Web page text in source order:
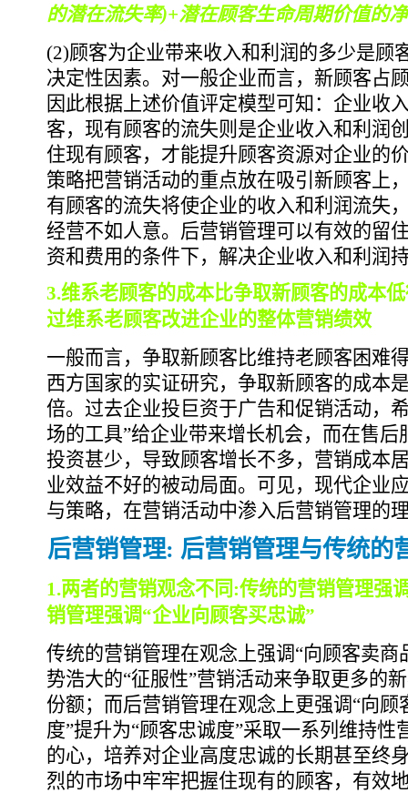
的潜在流失率)+潜在顾客生命周期价值的
(2)顾客为企业带来收入和利润的多少是顾
决定性因素。对一般企业而言，新顾客占
因此根据上述价值评定模型可知：企业收
客，现有顾客的流失则是企业收入和利润
住现有顾客，才能提升顾客资源对企业的
策略把营销活动的重点放在吸引新顾客上
有顾客的流失将使企业的收入和利润流失
经营不如人意。后营销管理可以有效的留
资和费用的条件下，解决企业收入和利润
3.维系老顾客的成本比争取新顾客的成本
过维系老顾客改进企业的整体营销绩效
一般而言，争取新顾客比维持老顾客困难
西方国家的实证研究，争取新顾客的成本
倍。过去企业投巨资于广告和促销活动，
场的工具”给企业带来增长机会，而在售
投资甚少，导致顾客增长不多，营销成本
业效益不好的被动局面。可见，现代企业
与策略，在营销活动中渗入后营销管理的
后营销管理: 后营销管理与传统的
1.两者的营销观念不同:传统的营销管理强
销管理强调“企业向顾客买忠诚”
传统的营销管理在观念上强调“向顾客卖商
势浩大的“征服性”营销活动来争取更多的
份额；而后营销管理在观念上更强调“向顾
度”提升为“顾客忠诚度”采取一系列维持
的心，培养对企业高度忠诚的长期甚至终
烈的市场中牢牢把握住现有的顾客，有效